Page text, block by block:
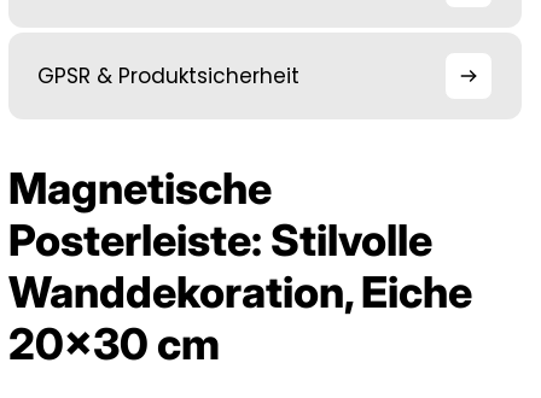
GPSR & Produktsicherheit
Magnetische
Posterleiste: Stilvolle
Wanddekoration, Eiche
20x30 cm